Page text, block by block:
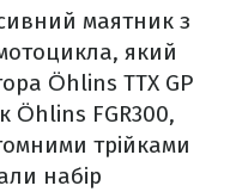
маятник з
який
Öhlins TTX GP
Öhlins FGR300,
трійками
набір